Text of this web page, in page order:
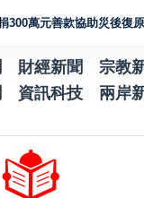
善款協助災後復原
財經新聞 宗教
資訊科技 兩岸